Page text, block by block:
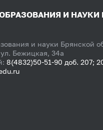
И НАУКИ
и науки Брянской
Бежицкая, 34а
8(4832)50-51-90 доб. 207;